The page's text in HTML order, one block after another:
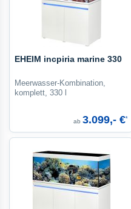
EHEIM incpiria marine 330
Meerwasser-Kombination,
komplett, 330 l
ab 3.099,- €*